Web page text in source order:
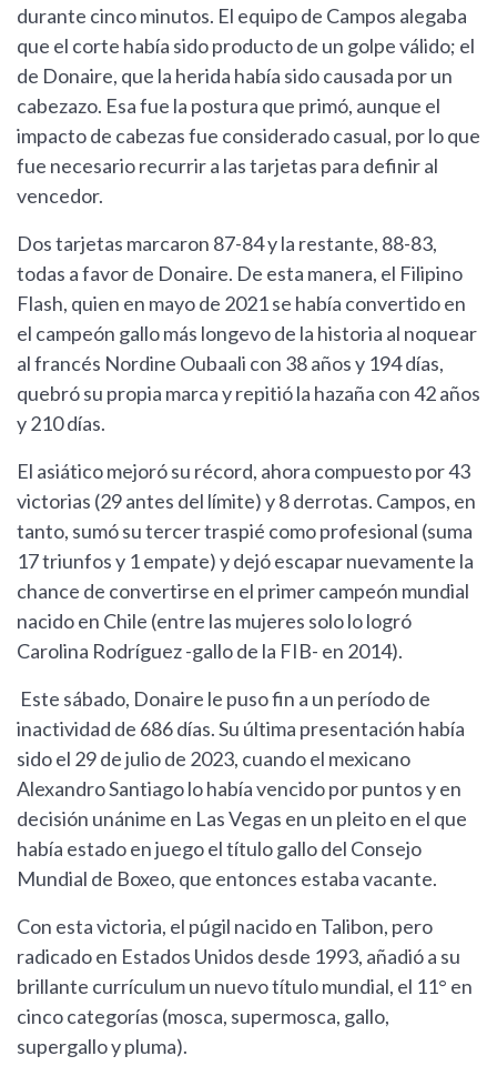
durante cinco minutos. El equipo de Campos alegaba
que el corte había sido producto de un golpe válido; el
de Donaire, que la herida había sido causada por un
cabezazo. Esa fue la postura que primó, aunque el
impacto de cabezas fue considerado casual, por lo que
fue necesario recurrir a las tarjetas para definir al
vencedor.
Dos tarjetas marcaron 87-84 y la restante, 88-83,
todas a favor de Donaire. De esta manera, el Filipino
Flash, quien en mayo de 2021 se había convertido en
el campeón gallo más longevo de la historia al noquear
al francés Nordine Oubaali con 38 años y 194 días,
quebró su propia marca y repitió la hazaña con 42 años
y 210 días.
El asiático mejoró su récord, ahora compuesto por 43
victorias (29 antes del límite) y 8 derrotas. Campos, en
tanto, sumó su tercer traspié como profesional (suma
17 triunfos y 1 empate) y dejó escapar nuevamente la
chance de convertirse en el primer campeón mundial
nacido en Chile (entre las mujeres solo lo logró
Carolina Rodríguez -gallo de la FIB- en 2014).
Este sábado, Donaire le puso fin a un período de
inactividad de 686 días. Su última presentación había
sido el 29 de julio de 2023, cuando el mexicano
Alexandro Santiago lo había vencido por puntos y en
decisión unánime en Las Vegas en un pleito en el que
había estado en juego el título gallo del Consejo
Mundial de Boxeo, que entonces estaba vacante.
Con esta victoria, el púgil nacido en Talibon, pero
radicado en Estados Unidos desde 1993, añadió a su
brillante currículum un nuevo título mundial, el 11° en
cinco categorías (mosca, supermosca, gallo,
supergallo y pluma).